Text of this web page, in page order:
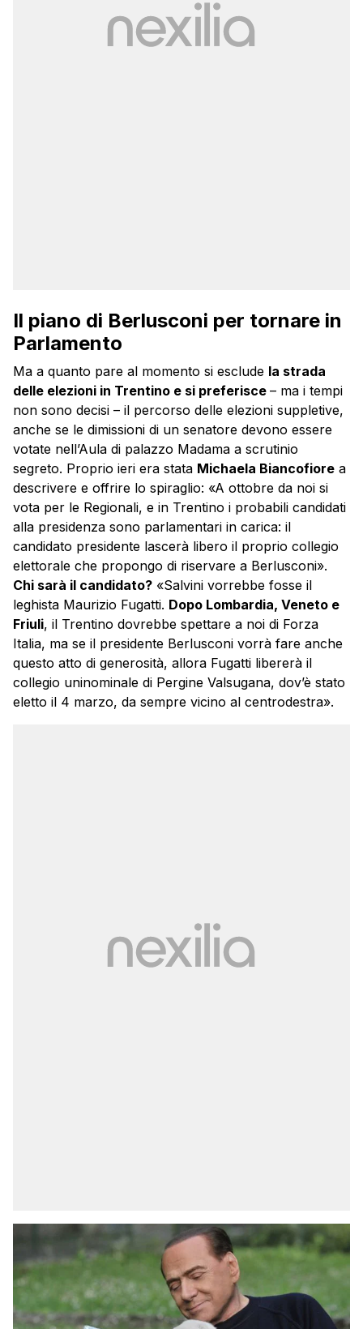
Il piano di Berlusconi per tornare in
Parlamento
Ma a quanto pare al momento si esclude la strada
delle elezioni in Trentino e si preferisce – ma i tempi
non sono decisi – il percorso delle elezioni suppletive,
anche se le dimissioni di un senatore devono essere
votate nell’Aula di palazzo Madama a scrutinio
segreto. Proprio ieri era stata Michaela Biancofiore a
descrivere e offrire lo spiraglio: «A ottobre da noi si
vota per le Regionali, e in Trentino i probabili candidati
alla presidenza sono parlamentari in carica: il
candidato presidente lascerà libero il proprio collegio
elettorale che propongo di riservare a Berlusconi».
Chi sarà il candidato? «Salvini vorrebbe fosse il
leghista Maurizio Fugatti. Dopo Lombardia, Veneto e
Friuli, il Trentino dovrebbe spettare a noi di Forza
Italia, ma se il presidente Berlusconi vorrà fare anche
questo atto di generosità, allora Fugatti libererà il
collegio uninominale di Pergine Valsugana, dov’è stato
eletto il 4 marzo, da sempre vicino al centrodestra».